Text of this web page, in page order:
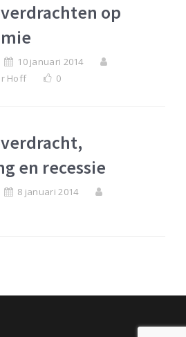
op
10 januari 2014
Hoff
0
en recessie
8 januari 2014